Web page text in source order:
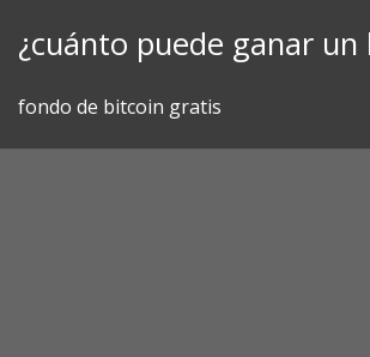
¿cuánto puede ganar un
fondo de bitcoin gratis